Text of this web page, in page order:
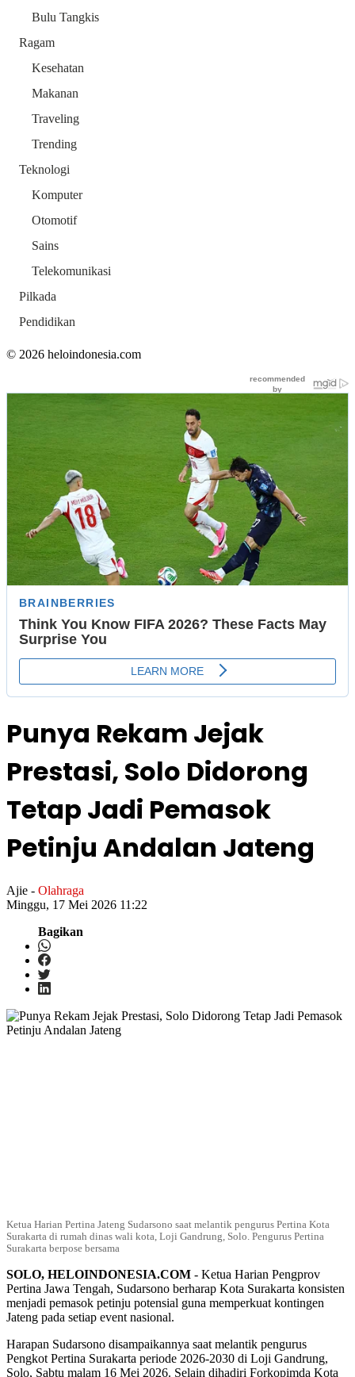
Bulu Tangkis
Ragam
Kesehatan
Makanan
Traveling
Trending
Teknologi
Komputer
Otomotif
Sains
Telekomunikasi
Pilkada
Pendidikan
© 2026 heloindonesia.com
Punya Rekam Jejak
Prestasi, Solo Didorong
Tetap Jadi Pemasok
Petinju Andalan Jateng
Ajie - Olahraga
Minggu, 17 Mei 2026 11:22
Bagikan
Ketua Harian Pertina Jateng Sudarsono saat melantik pengurus Pertina Kota
Surakarta di rumah dinas wali kota, Loji Gandrung, Solo. Pengurus Pertina
Surakarta berpose bersama
SOLO, HELOINDONESIA.COM - Ketua Harian Pengprov
Pertina Jawa Tengah, Sudarsono berharap Kota Surakarta konsisten
menjadi pemasok petinju potensial guna memperkuat kontingen
Jateng pada setiap event nasional.
Harapan Sudarsono disampaikannya saat melantik pengurus
Pengkot Pertina Surakarta periode 2026-2030 di Loji Gandrung,
Solo, Sabtu malam 16 Mei 2026. Selain dihadiri Forkopimda Kota